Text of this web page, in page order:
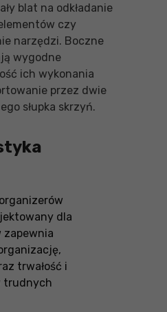
blat na odkładanie
czy
narzędzi. Boczne
wygodne
ich wykonania
przez dwie
słupka skrzyń.
dla
trwałość i
trudnych